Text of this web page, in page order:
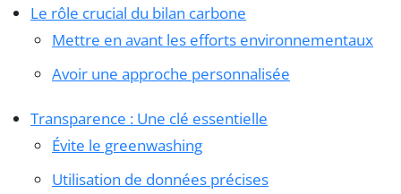
Le rôle crucial du bilan carbone
Mettre en avant les efforts environnementaux
Avoir une approche personnalisée
Transparence : Une clé essentielle
Évite le greenwashing
Utilisation de données précises